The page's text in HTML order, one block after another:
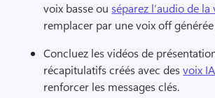
voix basse ou séparez l’audio de la
remplacer par une voix off
Concluez les vidéos de
récapitulatifs créés avec des voix
renforcer les messages clés.